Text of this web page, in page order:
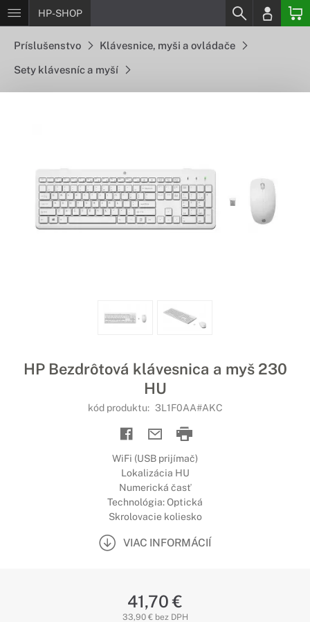
HP-SHOP
Príslušenstvo Klávesnice, myši a ovládače
Sety klávesníc a myší
HP Bezdrôtová klávesnica a myš 230
HU
kód produktu: 3L1F0AA#AKC
WiFi (USB prijímač)
Lokalizácia HU
Numerická časť
Technológia: Optická
Skrolovacie koliesko
VIAC INFORMÁCIÍ
41,70 €
33,90 € bez DPH